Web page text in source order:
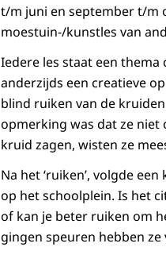
t/m juni en september t/m
moestuin-/kunstles van
Iedere les staat een
anderzijds een creatieve
blind ruiken van de
opmerking was dat ze niet
kruid zagen, wisten ze
Na het ‘ruiken’, volgde
op het schoolplein. Is het
of kan je beter ruiken om
gingen speuren hebben